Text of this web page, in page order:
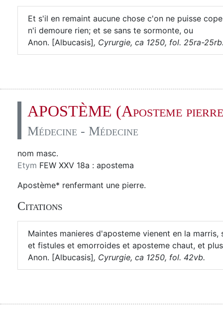
Et s'il en remaint aucune chose c'on ne puisse
n'i demoure rien; et se sans te sormonte, ou
Anon. [Albucasis], Cyrurgie, ca 1250, fol. 25ra-
APOSTÈME (Aposteme
Médecine - Médecine
nom masc.
Etym FEW XXV 18a : apostema
Apostème* renfermant une pierre.
Citations
Maintes manieres d'aposteme vienent en la marris,
et fistules et emorroides et aposteme chaut, et
Anon. [Albucasis], Cyrurgie, ca 1250, fol. 42vb.